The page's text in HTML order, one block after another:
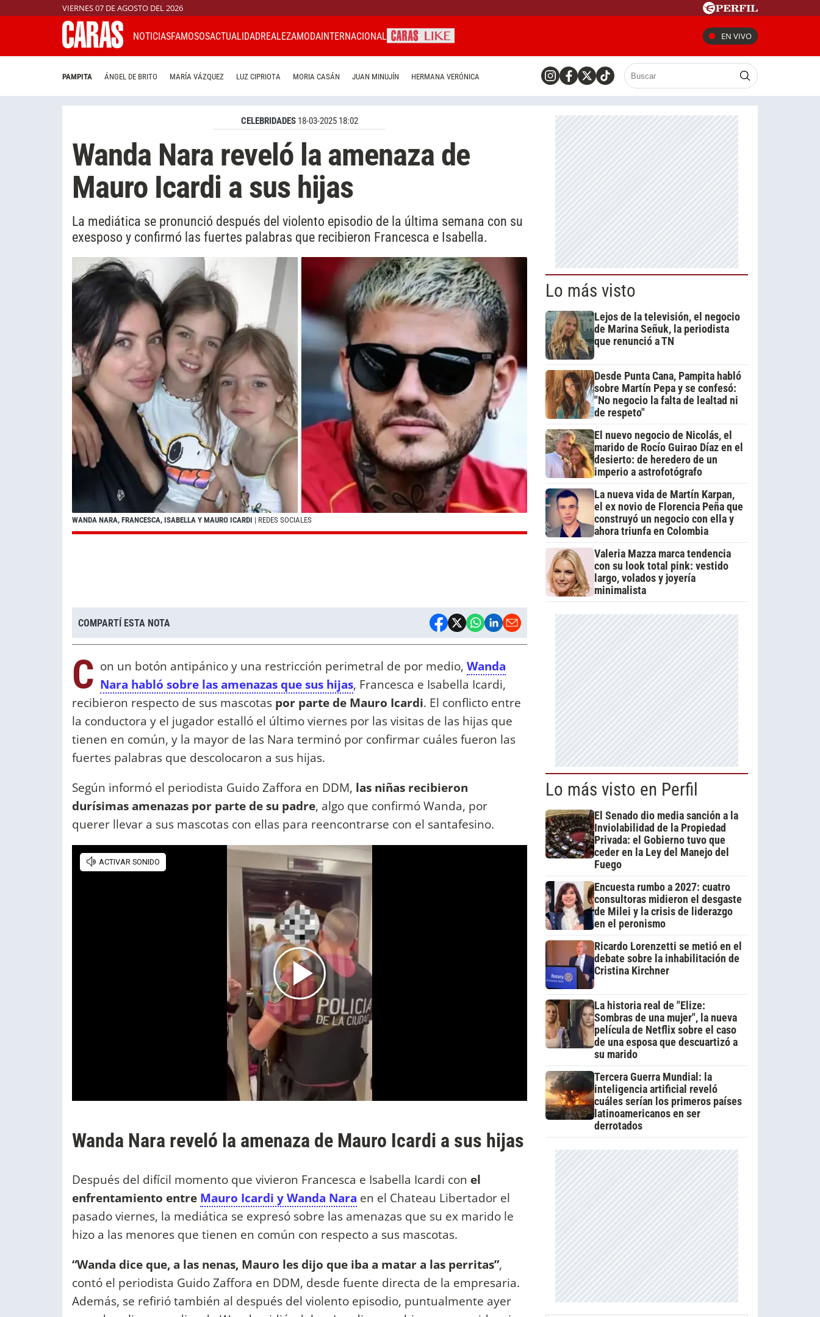
VIERNES 07 DE AGOSTO DEL 2026
NOTICIASFAMOSOSACTUALIDADREALEZAMODAINTERNACIONAL EN VIVO
PAMPITA ÁNGEL DE BRITO MARÍA VÁZQUEZ LUZ CIPRIOTA MORIA CASÁN JUAN MINUJÍN HERMANA VERÓNICA
CELEBRIDADES 18-03-2025 18:02
Wanda Nara reveló la amenaza de
Mauro Icardi a sus hijas
La mediática se pronunció después del violento episodio de la última semana con su
exesposo y confirmó las fuertes palabras que recibieron Francesca e Isabella.
WANDA NARA, FRANCESCA, ISABELLA Y MAURO ICARDI | REDES SOCIALES
COMPARTÍ ESTA NOTA
C on un botón antipánico y una restricción perimetral de por medio, Wanda
Nara habló sobre las amenazas que sus hijas, Francesca e Isabella Icardi,
recibieron respecto de sus mascotas por parte de Mauro Icardi. El conflicto entre
la conductora y el jugador estalló el último viernes por las visitas de las hijas que
tienen en común, y la mayor de las Nara terminó por confirmar cuáles fueron las
fuertes palabras que descolocaron a sus hijas.
Según informó el periodista Guido Zaffora en DDM, las niñas recibieron
durísimas amenazas por parte de su padre, algo que confirmó Wanda, por
querer llevar a sus mascotas con ellas para reencontrarse con el santafesino.
Wanda Nara reveló la amenaza de Mauro Icardi a sus hijas
Después del difícil momento que vivieron Francesca e Isabella Icardi con el
enfrentamiento entre Mauro Icardi y Wanda Nara en el Chateau Libertador el
pasado viernes, la mediática se expresó sobre las amenazas que su ex marido le
hizo a las menores que tienen en común con respecto a sus mascotas.
“Wanda dice que, a las nenas, Mauro les dijo que iba a matar a las perritas”,
contó el periodista Guido Zaffora en DDM, desde fuente directa de la empresaria.
Además, se refirió también al después del violento episodio, puntualmente ayer
Lo más visto
Lejos de la televisión, el negocio
de Marina Señuk, la periodista
que renunció a TN
Desde Punta Cana, Pampita habló
sobre Martín Pepa y se confesó:
"No negocio la falta de lealtad ni
de respeto"
El nuevo negocio de Nicolás, el
marido de Rocío Guirao Díaz en el
desierto: de heredero de un
imperio a astrofotógrafo
La nueva vida de Martín Karpan,
el ex novio de Florencia Peña que
construyó un negocio con ella y
ahora triunfa en Colombia
Valeria Mazza marca tendencia
con su look total pink: vestido
largo, volados y joyería
minimalista
Lo más visto en Perfil
El Senado dio media sanción a la
Inviolabilidad de la Propiedad
Privada: el Gobierno tuvo que
ceder en la Ley del Manejo del
Fuego
Encuesta rumbo a 2027: cuatro
consultoras midieron el desgaste
de Milei y la crisis de liderazgo
en el peronismo
Ricardo Lorenzetti se metió en el
debate sobre la inhabilitación de
Cristina Kirchner
La historia real de "Elize:
Sombras de una mujer", la nueva
película de Netflix sobre el caso
de una esposa que descuartizó a
su marido
Tercera Guerra Mundial: la
inteligencia artificial reveló
cuáles serían los primeros países
latinoamericanos en ser
derrotados